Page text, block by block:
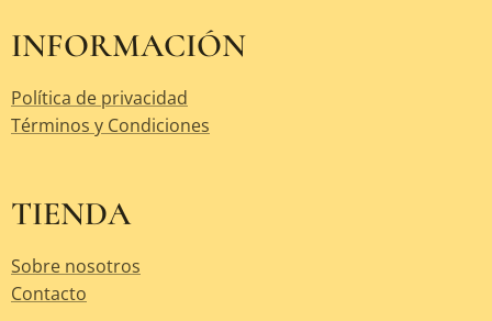
INFORMACIÓN
Política de privacidad
Términos y Condiciones
TIENDA
Sobre nosotros
Contacto